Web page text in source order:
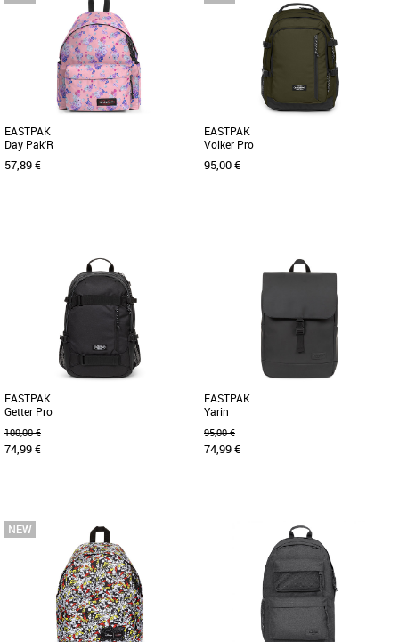
Nouvelle collection Eastpak
Le sac à dos Eastpak Day Office allie
praticité et élégance pour accompagner
tous vos déplacements [...]
Nouvelle collection Eastpak
Le sac à dos Eastpak Day Office est
l’accessoire idéal pour accompagner
vos journées actives avec [...]
EASTPAK
Day Pak'R
57,89 €
Nouvelle collection Eastpak
Le sac à dos Eastpak Day Pak'R est
l'accessoire idéal pour accompagner
votre quotidien avec style et [...]
EASTPAK
Volker Pro
95,00 €
Nouvelle collection Eastpak
Le sac à dos Eastpak Volker Pro allie
praticité et style dans un design élégant
couleur kaki, idéal [...]
EASTPAK
Getter Pro
100,00 €
74,99 €
Nouvelle collection Eastpak
Découvrez le sac à dos Eastpak Getter
Pro 1w6 Cs Black Pro, un accessoire
essentiel pour toutes vos [...]
EASTPAK
Yarin
95,00 €
74,99 €
Nouvelle collection Eastpak
Le sac à dos Eastpak Yarin est un
accessoire incontournable pour toutes
vos aventures. Fabriqué par [...]